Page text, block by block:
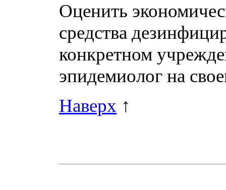
Оценить
средства
конкретном
эпидемиолог на
Наверх ↑